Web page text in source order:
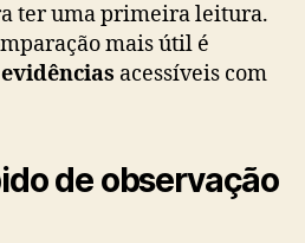
ter uma primeira leitura.
mais útil é
evidências acessíveis com
de observação